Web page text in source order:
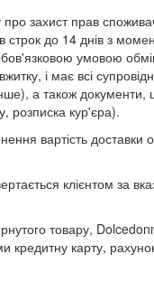
захист прав
до 14 днів з
умовою
і має всі
а також документи,
розписка кур'єра).
вартість доставки
клієнтом за
товару,
кредитну карту,